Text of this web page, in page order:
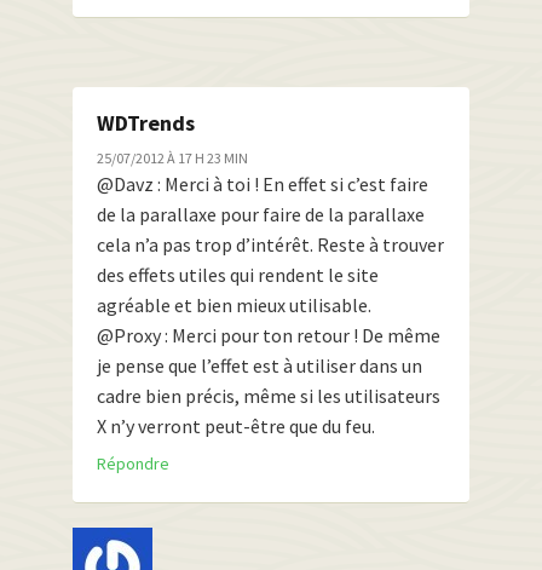
WDTrends
25/07/2012 À 17 H 23 MIN
@Davz : Merci à toi ! En effet si c’est faire
de la parallaxe pour faire de la parallaxe
cela n’a pas trop d’intérêt. Reste à trouver
des effets utiles qui rendent le site
agréable et bien mieux utilisable.
@Proxy : Merci pour ton retour ! De même
je pense que l’effet est à utiliser dans un
cadre bien précis, même si les utilisateurs
X n’y verront peut-être que du feu.
Répondre